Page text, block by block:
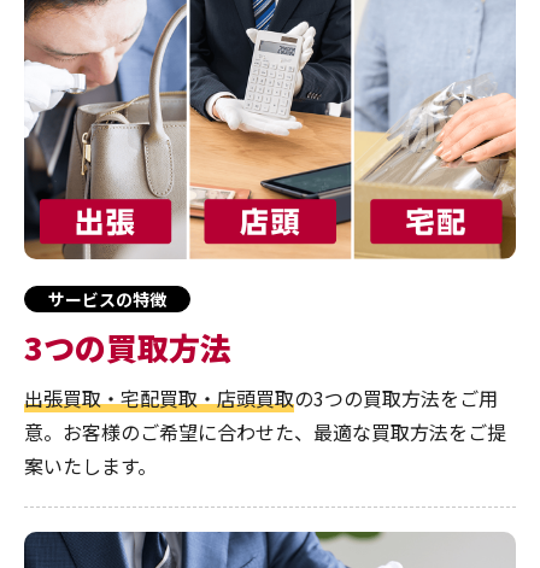
サービスの特徴
3つの買取方法
出張買取・宅配買取・店頭買取の3つの買取方法をご用
意。お客様のご希望に合わせた、最適な買取方法をご提
案いたします。